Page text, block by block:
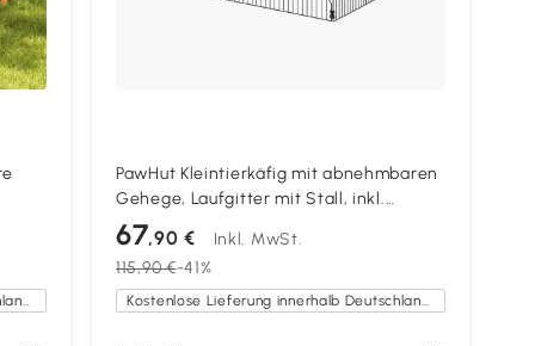
Kostenlose Lieferung innerhalb Deutschlands
PawHut Kleintierkäfig mit abnehmbaren
Gehege, Laufgitter mit Stall, inkl.
Zubehör, Schwarz
67,90 €
Inkl. MwSt.
115,90 €-41%
Kostenlose Lieferung innerhalb Deutschlands